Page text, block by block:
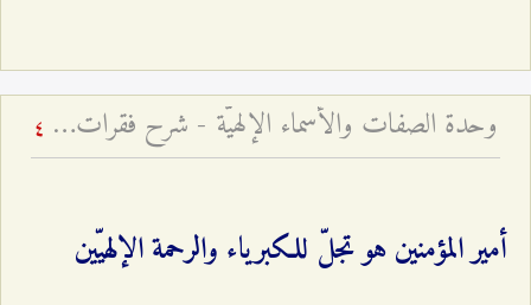
وحدة الصفات والأسماء الإلهيّة - شرح فقرات مِن دعاء الافتتاح – الجلسة الثالثة 4
أمير المؤمنين هو تجلّ للكبرياء والرحمة الإلهيّين